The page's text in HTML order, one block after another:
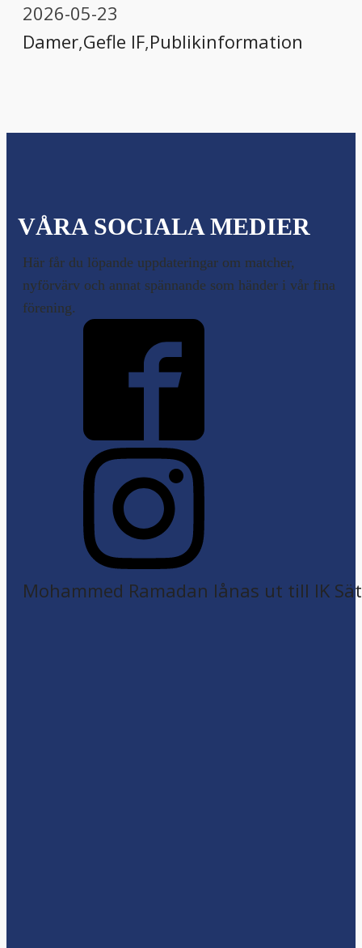
2026-05-23
Damer,Gefle IF,Publikinformation
VÅRA SOCIALA MEDIER
Här får du löpande uppdateringar om matcher,
nyförvärv och annat spännande som händer i vår fina
förening.
Mohammed Ramadan lånas ut till IK